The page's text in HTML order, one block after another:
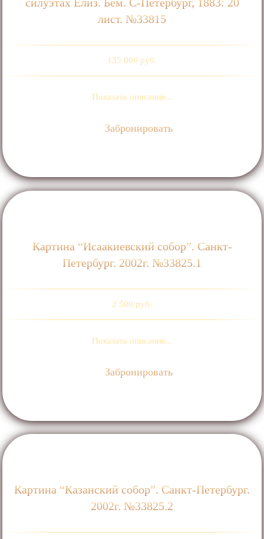
лист. №33815
135 000 руб.
Показать описание...
Забронировать
Картина “Исаакиевский собор”. Санкт-
Петербург. 2002г. №33825.1
2 500 руб.
Показать описание...
Забронировать
Картина “Казанский собор”. Санкт-Петербург.
2002г. №33825.2